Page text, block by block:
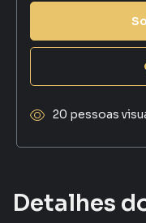
Detalhes
20 pessoas